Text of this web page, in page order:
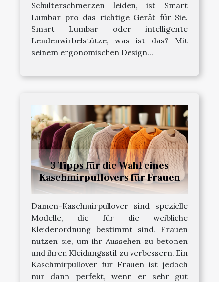
Schulterschmerzen leiden, ist Smart
Lumbar pro das richtige Gerät für Sie.
Smart Lumbar oder intelligente
Lendenwirbelstütze, was ist das? Mit
seinem ergonomischen Design...
3 Tipps für die Wahl eines
Kaschmirpullovers für Frauen
Damen-Kaschmirpullover sind spezielle
Modelle, die für die weibliche
Kleiderordnung bestimmt sind. Frauen
nutzen sie, um ihr Aussehen zu betonen
und ihren Kleidungsstil zu verbessern. Ein
Kaschmirpullover für Frauen ist jedoch
nur dann perfekt, wenn er sehr gut